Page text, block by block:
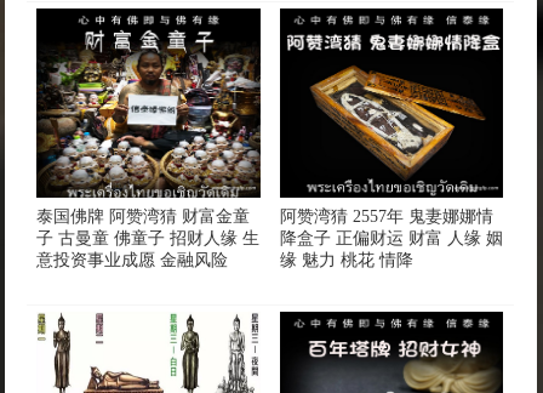
泰国佛牌 阿赞湾猜 财富金童
子 古曼童 佛童子 招财人缘 生
意投资事业成愿 金融风险
阿赞湾猜 2557年 鬼妻娜娜情
降盒子 正偏财运 财富 人缘 姻
缘 魅力 桃花 情降